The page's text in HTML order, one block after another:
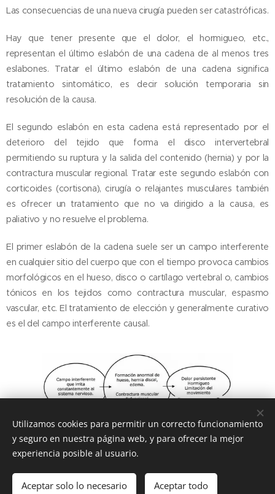
Las consecuencias de una nueva cirugía pueden ser catastróficas.
Hay que tener presente que el dolor, el hormigueo, etc.,
representan el último eslabón de una cadena de al menos tres
eslabones. Tratar el último eslabón de una cadena significa
tratamiento sintomático, es decir solución temporaria sin
resolución de la causa.
El segundo eslabón en esta cadena está representado por el
deterioro del tejido que forma el disco intervertebral
permitiendo su ruptura y la salida del contenido (hernia) y por la
contractura muscular regional. Tratar este segundo eslabón con
corticoides (cortisona), cirugía o relajantes musculares también
es ofrecer un tratamiento que no va dirigido a la causa, es
paliativo y no resuelve el problema.
El primer eslabón de la cadena suele ser un campo interferente
en cualquier sitio del cuerpo que con el tiempo provoca cambios
morfológicos en el hueso, disco o cartílago vertebral o, cambios
tónicos en los tejidos como contractura muscular, espasmo
vascular, etc. El tratamiento de elección y generalmente curativo
es el del campo interferente causal.
derechos reservados
Utilizamos cookies para permitir un correcto funcionamiento
y seguro en nuestra página web, y para ofrecer la mejor
experiencia posible al usuario.
Aceptar solo lo necesario Aceptar todo